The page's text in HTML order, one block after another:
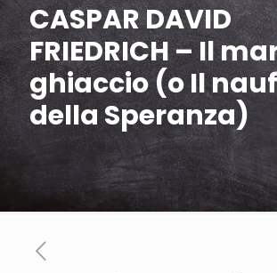
CASPAR DAVID
FRIEDRICH – Il
ghiaccio (o Il
della Speranza)